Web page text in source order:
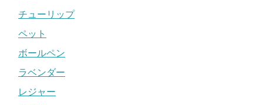
チューリップ
ペット
ボールペン
ラベンダー
レジャー